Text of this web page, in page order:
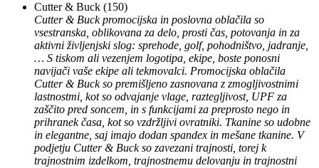
Cutter & Buck (150)
Cutter & Buck promocijska in poslovna oblačila so
vsestranska, oblikovana za delo, prosti čas, potovanja in za
aktivni življenjski slog: sprehode, golf, pohodništvo, jadranje,
… S tiskom ali vezenjem logotipa, ekipe, boste ponosni
navijači vaše ekipe ali tekmovalci. Promocijska oblačila
Cutter & Buck so premišljeno zasnovana z zmogljivostnimi
lastnostmi, kot so odvajanje vlage, raztegljivost, UPF za
zaščito pred soncem, in s funkcijami za preprosto nego in
prihranek časa, kot so vzdržljivi ovratniki. Tkanine so udobne
in elegantne, saj imajo dodan spandex in mešane tkanine. V
podjetju Cutter & Buck so zavezani trajnosti, torej k
trajnostnim izdelkom, trajnostnemu delovanju in trajnostni